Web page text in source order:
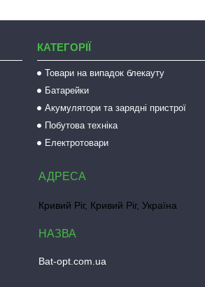
КАТЕГОРІЇ
Товари на випадок блекауту
Батарейки
Акумулятори та зарядні пристрої
Побутова техніка
Електротовари
Кривий Ріг, Кривий Ріг, Україна
Bat-opt.com.ua